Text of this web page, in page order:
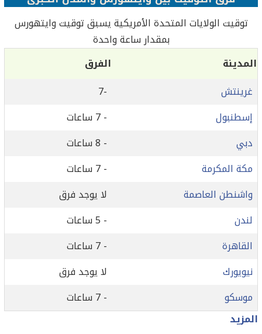
توقيت الولايات المتحدة الأمريكية يسبق توقيت وايتهورس
بمقدار ساعة واحدة
المدينة
الفرق
غرينتش
-7
إسطنبول
- 7 ساعات
دبي
- 8 ساعات
مكة المكرمة
- 7 ساعات
واشنطن العاصمة
لا يوجد فرق
لندن
- 5 ساعات
القاهرة
- 7 ساعات
نيويورك
لا يوجد فرق
موسكو
- 7 ساعات
المزيد